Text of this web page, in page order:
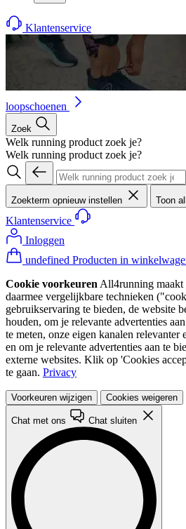
Klantenservice
loopschoenen
Zoek
Welk running product zoek je?
Welk running product zoek je?
Zoekterm opnieuw instellen Toon
Klantenservice
Inloggen
undefined Producten in
Cookie voorkeuren All4running maakt
daarmee vergelijkbare technieken
gebruikservaring te bieden, de website
houden, om je relevante advertenties
te meten, onze eigen kanalen relevanter
en om je relevante advertenties aan te
externe websites. Klik op 'Cookies
te gaan. Privacy
Voorkeuren wijzigen Cookies weigeren
Chat met ons Chat sluiten